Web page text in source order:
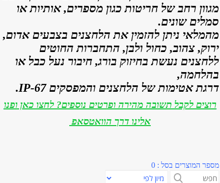
מגוון רחב של חריטות כגון מספרים, אותיות או
סמלים שונים.
מהמלאי ניתן להזמין את הלחצנים בצבעים אדום,
ירוק, צהוב, כחול ולבן, התחברות החוטים
ללחצנים נעשת בחיזוק בורג, חיבור נעל כבל או
בהלחמה,
דרגת אטימות של הלחצנים והמפסקים IP-67.
רוצים לקבל תשובה מהירה ופרטים נוספים? לחצו כאן ופנו
אלינו דרך הוואטסאפ
מספר המוצרים בסל : 0